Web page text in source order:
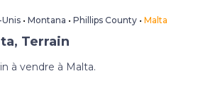
•Montana •Phillips County •Malta
Terrain
à vendre à Malta.